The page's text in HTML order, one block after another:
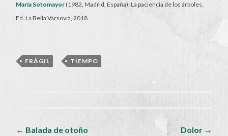
María Sotomayor (1982, Madrid, España); La paciencia de los árboles,
Ed. La Bella Varsovia, 2018
FRÁGIL , TIEMPO
Navegador
← Balada de otoño Dolor →